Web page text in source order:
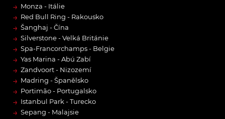
→ Monza - Itálie
→ Red Bull Ring - Rakousko
→ Šanghaj - Čína
→ Silverstone - Velká Británie
→ Spa-Francorchamps - Belgie
→ Yas Marina - Abú Zabí
→ Zandvoort - Nizozemí
→ Madring - Španělsko
→ Portimão - Portugalsko
→ Istanbul Park - Turecko
→ Sepang - Malajsie